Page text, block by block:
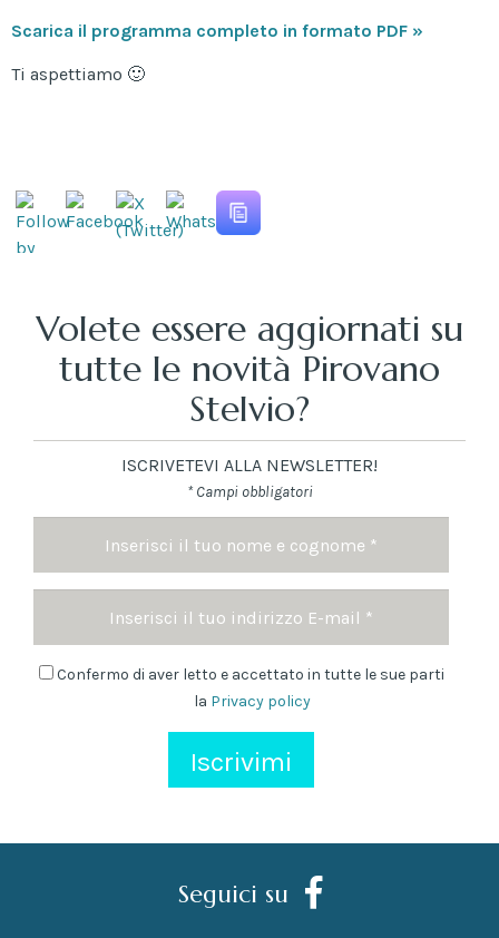
Scarica il programma completo in formato PDF »
Ti aspettiamo 🙂
Volete essere aggiornati su
tutte le novità Pirovano
Stelvio?
ISCRIVETEVI ALLA NEWSLETTER!
* Campi obbligatori
e
Email
Newsletter
Confermo di aver letto e accettato in tutte le sue parti
la Privacy policy
Seguici su